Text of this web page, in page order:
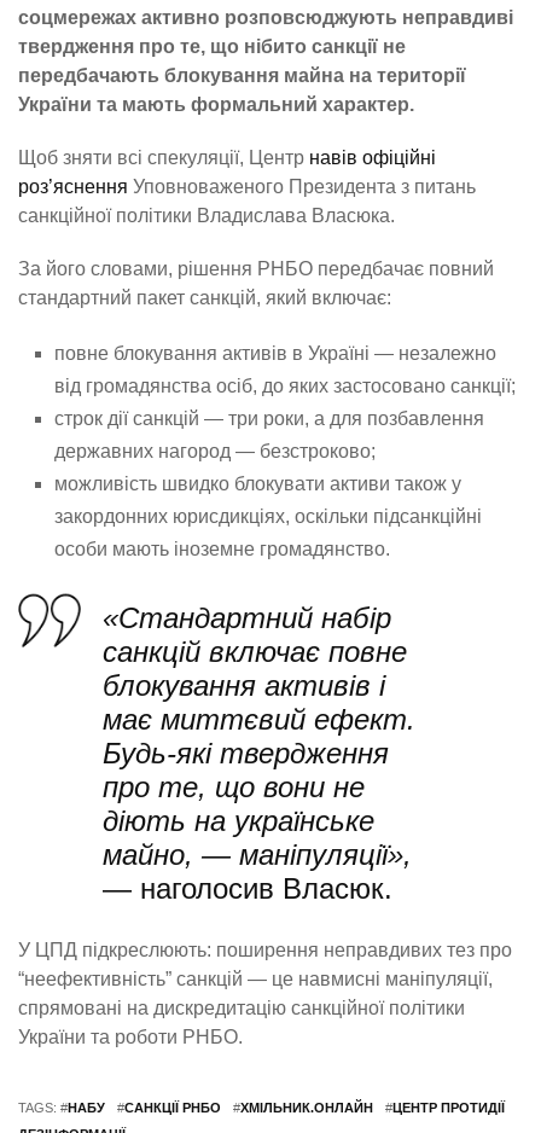
соцмережах активно розповсюджують неправдиві
твердження про те, що нібито санкції не
передбачають блокування майна на території
України та мають формальний характер.
Щоб зняти всі спекуляції, Центр навів офіційні
роз’яснення Уповноваженого Президента з питань
санкційної політики Владислава Власюка.
За його словами, рішення РНБО передбачає повний
стандартний пакет санкцій, який включає:
повне блокування активів в Україні — незалежно
від громадянства осіб, до яких застосовано санкції;
строк дії санкцій — три роки, а для позбавлення
державних нагород — безстроково;
можливість швидко блокувати активи також у
закордонних юрисдикціях, оскільки підсанкційні
особи мають іноземне громадянство.
«Стандартний набір
санкцій включає повне
блокування активів і
має миттєвий ефект.
Будь-які твердження
про те, що вони не
діють на українське
майно, — маніпуляції»,
— наголосив Власюк.
У ЦПД підкреслюють: поширення неправдивих тез про
“неефективність” санкцій — це навмисні маніпуляції,
спрямовані на дискредитацію санкційної політики
України та роботи РНБО.
TAGS: #НАБУ #САНКЦІЇ РНБО #ХМІЛЬНИК.ОНЛАЙН #ЦЕНТР ПРОТИДІЇ